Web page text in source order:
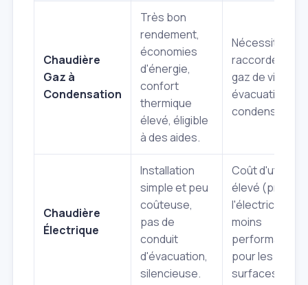
Chaudière
Gaz à
Condensation
Très bon
rendement,
économies
d'énergie,
confort
thermique
élevé, éligible
à des aides.
Nécessite un
raccordement
gaz de ville,
évacuation
condensats.
Chaudière
Électrique
Installation
simple et peu
coûteuse,
pas de
conduit
d'évacuation,
silencieuse.
Coût
élevé (prix de
l'électricité),
moins
performante
pour les
surfaces.